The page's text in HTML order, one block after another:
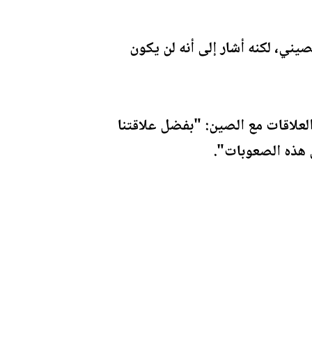
لكنه أشار إلى أنه لن يكون
مع الصين: "بفضل علاقتنا
هذه الصعوبات".